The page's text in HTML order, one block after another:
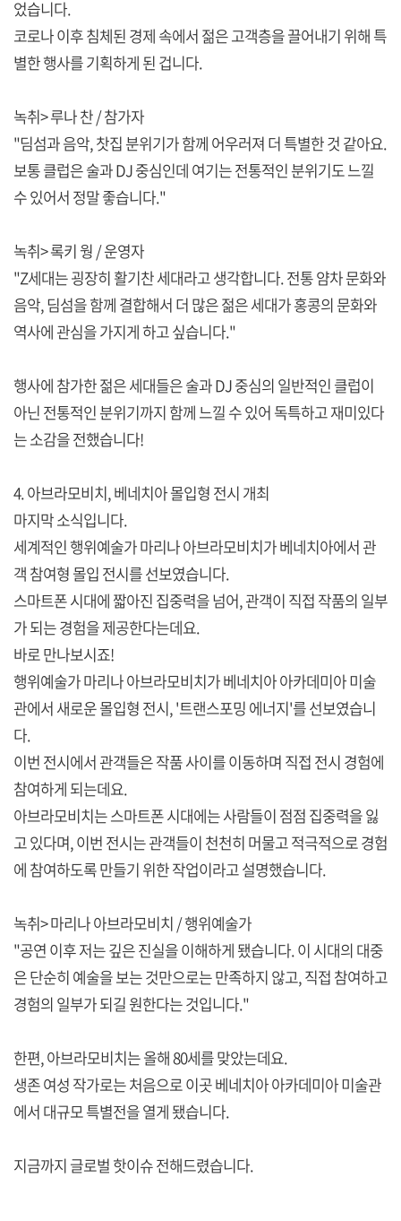
었습니다.
코로나 이후 침체된 경제 속에서 젊은 고객층을 끌어내기 위해 특
별한 행사를 기획하게 된 겁니다.
녹취> 루나 찬 / 참가자
"딤섬과 음악, 찻집 분위기가 함께 어우러져 더 특별한 것 같아요.
보통 클럽은 술과 DJ 중심인데 여기는 전통적인 분위기도 느낄
수 있어서 정말 좋습니다."
녹취> 록키 웡 / 운영자
"Z세대는 굉장히 활기찬 세대라고 생각합니다. 전통 얌차 문화와
음악, 딤섬을 함께 결합해서 더 많은 젊은 세대가 홍콩의 문화와
역사에 관심을 가지게 하고 싶습니다."
행사에 참가한 젊은 세대들은 술과 DJ 중심의 일반적인 클럽이
아닌 전통적인 분위기까지 함께 느낄 수 있어 독특하고 재미있다
는 소감을 전했습니다!
4. 아브라모비치, 베네치아 몰입형 전시 개최
마지막 소식입니다.
세계적인 행위예술가 마리나 아브라모비치가 베네치아에서 관
객 참여형 몰입 전시를 선보였습니다.
스마트폰 시대에 짧아진 집중력을 넘어, 관객이 직접 작품의 일부
가 되는 경험을 제공한다는데요.
바로 만나보시죠!
행위예술가 마리나 아브라모비치가 베네치아 아카데미아 미술
관에서 새로운 몰입형 전시, '트랜스포밍 에너지'를 선보였습니
다.
이번 전시에서 관객들은 작품 사이를 이동하며 직접 전시 경험에
참여하게 되는데요.
아브라모비치는 스마트폰 시대에는 사람들이 점점 집중력을 잃
고 있다며, 이번 전시는 관객들이 천천히 머물고 적극적으로 경험
에 참여하도록 만들기 위한 작업이라고 설명했습니다.
녹취> 마리나 아브라모비치 / 행위예술가
"공연 이후 저는 깊은 진실을 이해하게 됐습니다. 이 시대의 대중
은 단순히 예술을 보는 것만으로는 만족하지 않고, 직접 참여하고
경험의 일부가 되길 원한다는 것입니다."
한편, 아브라모비치는 올해 80세를 맞았는데요.
생존 여성 작가로는 처음으로 이곳 베네치아 아카데미아 미술관
에서 대규모 특별전을 열게 됐습니다.
지금까지 글로벌 핫이슈 전해드렸습니다.